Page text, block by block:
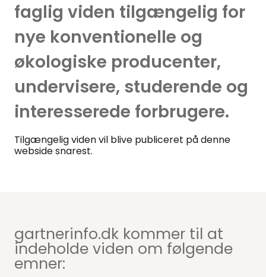
faglig viden tilgængelig for
nye konventionelle og
økologiske producenter,
undervisere, studerende og
interesserede forbrugere.
Tilgængelig viden vil blive publiceret på denne
webside snarest.
gartnerinfo.dk kommer til at
indeholde viden om følgende
emner: